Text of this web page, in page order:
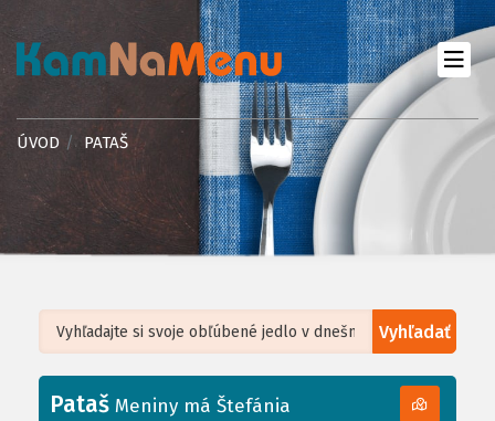
ÚVOD PATAŠ
Vyhľadať
+
Leaflet| ©OpenStreetMap, Tiles courtesy ofHumanitarian OpenStreetMap
Pataš Meniny má Štefánia